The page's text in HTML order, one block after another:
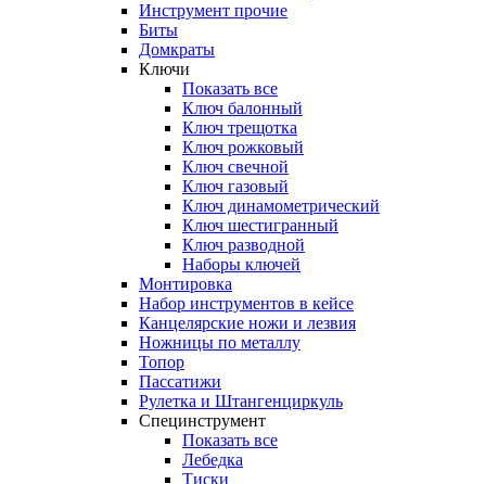
Инструмент прочиe
Биты
Домкраты
Ключи
Показать все
Ключ балонный
Ключ трещотка
Ключ рожковый
Ключ свечной
Ключ газовый
Ключ динамометрический
Ключ шестигранный
Ключ разводной
Наборы ключей
Монтировка
Набор инструментов в кейсе
Канцелярские ножи и лезвия
Ножницы по металлу
Топор
Пассатижи
Рулетка и Штангенциркуль
Специнструмент
Показать все
Лебедка
Тиски